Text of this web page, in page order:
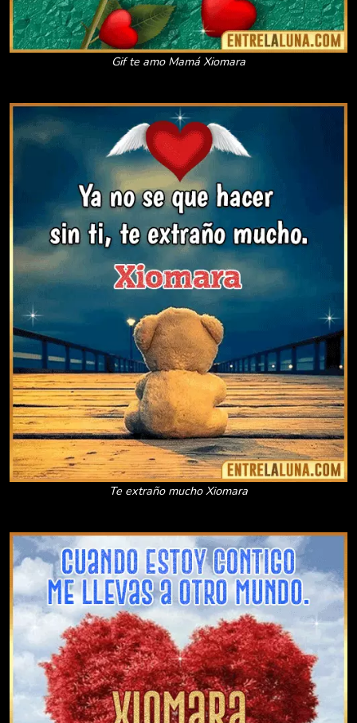
Gif te amo Mamá Xiomara
Te extraño mucho Xiomara